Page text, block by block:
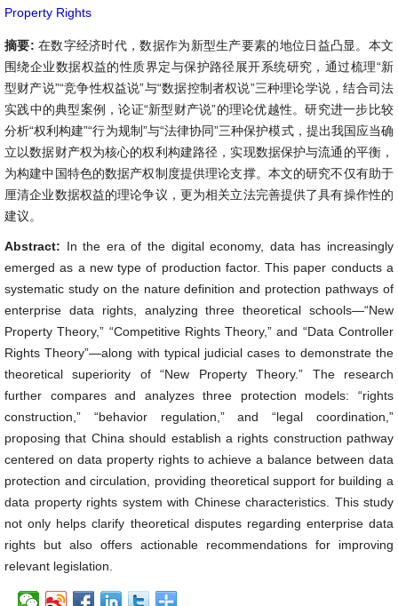
Property Rights
摘要: 在数字经济时代，数据作为新型生产要素的地位日益凸显。本文
围绕企业数据权益的性质界定与保护路径展开系统研究，通过梳理“新
型财产说”“竞争性权益说”与“数据控制者权说”三种理论学说，结合司法
实践中的典型案例，论证“新型财产说”的理论优越性。研究进一步比较
分析“权利构建”“行为规制”与“法律协同”三种保护模式，提出我国应当确
立以数据财产权为核心的权利构建路径，实现数据保护与流通的平衡，
为构建中国特色的数据产权制度提供理论支撑。本文的研究不仅有助于
厘清企业数据权益的理论争议，更为相关立法完善提供了具有操作性的
建议。
Abstract: In the era of the digital economy, data has increasingly
emerged as a new type of production factor. This paper conducts a
systematic study on the nature definition and protection pathways of
enterprise data rights, analyzing three theoretical schools—“New
Property Theory,” “Competitive Rights Theory,” and “Data Controller
Rights Theory”—along with typical judicial cases to demonstrate the
theoretical superiority of “New Property Theory.” The research
further compares and analyzes three protection models: “rights
construction,” “behavior regulation,” and “legal coordination,”
proposing that China should establish a rights construction pathway
centered on data property rights to achieve a balance between data
protection and circulation, providing theoretical support for building a
data property rights system with Chinese characteristics. This study
not only helps clarify theoretical disputes regarding enterprise data
rights but also offers actionable recommendations for improving
relevant legislation.